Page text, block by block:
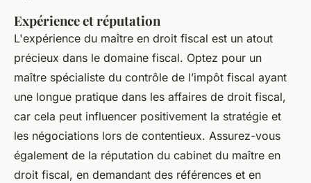
Expérience et réputation
L'expérience du maître en droit fiscal est un atout
précieux dans le domaine fiscal. Optez pour un
maître spécialiste du contrôle de l’impôt fiscal ayant
une longue pratique dans les affaires de droit fiscal,
car cela peut influencer positivement la stratégie et
les négociations lors de contentieux. Assurez-vous
également de la réputation du cabinet du maître en
droit fiscal, en demandant des références et en